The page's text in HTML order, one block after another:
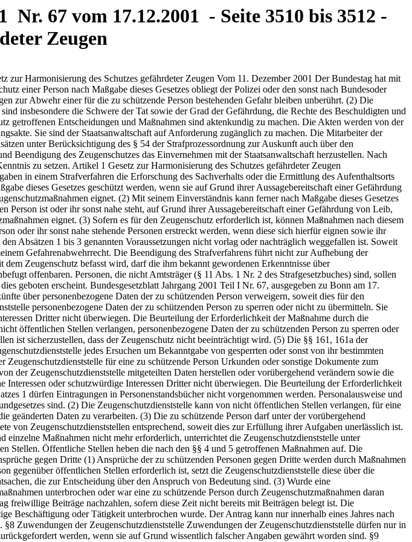
67 vom 17.12.2001 - Seite 3510 bis 3512 -
Zeugen
gesperrten oder sonst von ihr bestimmten Daten unverzüglich mit. §5 Vorübergehende Tarnidentität (1) Öffentliche Stellen dürfen auf Ersuchen der Zeugenschutzdienststelle für eine zu schützende Person Urkunden oder sonstige Dokumente zum Aufbau oder zur Aufrechterhaltung einer vorübergehend geänderten Identität (Tarndokumente) mit den von der Zeugenschutzdienststelle mitgeteilten Daten herstellen oder vorübergehend verändern sowie die geänderten Daten verarbeiten. Sie sollen dem Ersuchen entsprechen, soweit entgegenstehende öffentliche Interessen oder schutzwürdige Interessen Dritter nicht überwiegen. Die Beurteilung der Erforderlichkeit der Maßnahme durch die Zeugenschutzdienststelle ist für die ersuchte Stelle bindend. Für Zwecke des Satzes 1 dürfen Eintragungen in Personenstandsbücher nicht vorgenommen werden. Personalausweise und Pässe dürfen nicht für Personen ausgestellt werden, die nicht Deutsche im Sinne von Artikel 116 des Grundgesetzes sind. (2) Die Zeugenschutzdienststelle kann von nicht öffentlichen Stellen verlangen, für eine zu schützende Person Tarndokumente mit den mitgeteilten Daten herzustellen oder zu verändern sowie die geänderten Daten zu verarbeiten. (3) Die zu schützende Person darf unter der vorübergehend geänderten Identität am Rechtsverkehr teilnehmen. (4) Die Absätze 1 bis 3 gelten in Bezug auf Bedienstete von Zeugenschutzdienststellen entsprechend, soweit dies zur Erfüllung ihrer Aufgaben unerlässlich ist. §6 Aufhebung von Maßnahmen des Zeugenschutzes Wird der Zeugenschutz insgesamt beendet oder sind einzelne Maßnahmen nicht mehr erforderlich, unterrichtet die Zeugenschutzdienststelle unter Berücksichtigung der 3511 Belange des Zeugenschutzes die beteiligten öffentlichen und nicht öffentlichen Stellen. Öffentliche Stellen heben die nach den §§ 4 und 5 getroffenen Maßnahmen auf. Die Zeugenschutzdienststelle zieht Tarndokumente ein, deren Verwendung nicht mehr erforderlich ist. §7 Ansprüche gegen Dritte (1) Ansprüche der zu schützenden Personen gegen Dritte werden durch Maßnahmen nach diesem Gesetz nicht berührt. (2) Soweit es zur Sicherung von Ansprüchen der zu schützenden Person gegenüber öffentlichen Stellen erforderlich ist, setzt die Zeugenschutzdienststelle diese über die Aufnahme in den Zeugenschutz in Kenntnis. Die Zeugenschutzdienststelle bestätigt ihnen gegenüber Tatsachen, die zur Entscheidung über den Anspruch von Bedeutung sind. (3) Wurde eine versicherungspflichtige Beschäftigung oder Tätigkeit einer zu schützenden Person durch Zeugenschutzmaßnahmen unterbrochen oder war eine zu schützende Person durch Zeugenschutzmaßnahmen daran gehindert, Beiträge an die Rentenversicherung zu zahlen, kann sie für die Zeit der Maßnahmen auf Antrag freiwillige Beiträge nachzahlen, sofern diese Zeit nicht bereits mit Beiträgen belegt ist. Die nachgezahlten Beiträge gelten als Pflichtbeiträge, wenn durch die Maßnahmen eine versicherungspflichtige Beschäftigung oder Tätigkeit unterbrochen wurde. Der Antrag kann nur innerhalb eines Jahres nach Ende der Maßnahmen gestellt werden. § 209 des Sechsten Buches Sozialgesetzbuch findet Anwendung. §8 Zuwendungen der Zeugenschutzdienststelle Zuwendungen der Zeugenschutzdienststelle dürfen nur in dem Umfang gewährt werden, als dies für den Zeugenschutz erforderlich ist. Sie können insbesondere zurückgefordert werden, wenn sie auf Grund wissentlich falscher Angaben gewährt worden sind. §9 Ansprüche Dritter (1) Ansprüche Dritter gegen die zu schützende Person werden durch Maßnahmen nach diesem Gesetz nicht berührt. Mit Aufnahme in den Zeugenschutz hat die zu schützende Person sie der Zeugenschutzdienststelle offen zu legen. (2) Die Zeugenschutzdienststelle trägt dafür Sorge, dass die Erreichbarkeit der zu schützenden Person im Rechtsverkehr nicht durch Maßnahmen des Zeugenschutzes vereitelt wird. § 10 Zeugenschutz in justizförmigen Verfahren (1) Eine zu schützende Person, die in einem anderen gerichtlichen Verfahren als einem Strafverfahren oder in einem Verfahren vor einem parlamentarischen Untersuchungsausschuss vernommen werden soll, ist berech- 3512 Bundesgesetzblatt Jahrgang 2001 Teil I Nr. 67, ausgegeben zu Bonn am 17. Dezember 2001 Wörtern ,,soweit nicht dieses Gesetz" die Wörter ,,oder das Zeugenschutz-Harmonisierungsgesetz" eingefügt. tigt, abweichend von den Bestimmungen der jeweiligen Verfahrensordnung, Angaben zur Person nur über eine frühere Identität zu machen und unter Hinweis auf den Zeugenschutz Angaben, die Rückschlüsse auf die gegenwärtigen Personalien sowie den Wohn- und Aufenthaltsort erlauben, zu verweigern. An Stelle des Wohn- und Aufenthaltsorts ist die zuständige Zeugenschutzdienststelle zu benennen. (2) Urkunden und sonstige Unterlagen, die Rückschlüsse auf eine Tarnidentität oder den Wohn- oder Aufenthaltsort einer geschützten Person zulassen, sind nur insoweit zu den Verfahrensakten zu nehmen, als Zwecke des Zeugenschutz